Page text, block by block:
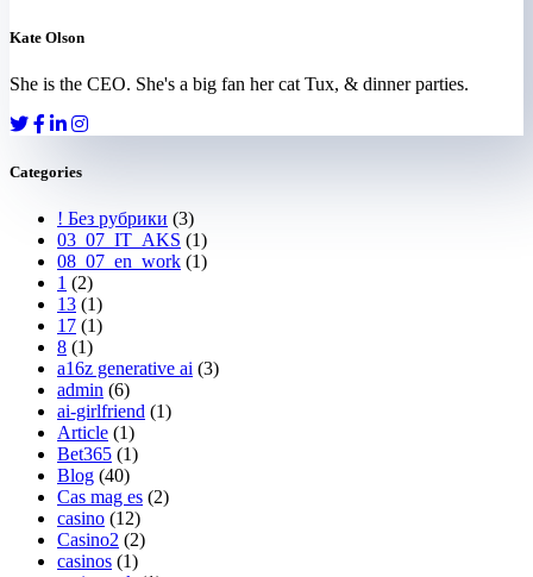
Kate Olson
She is the CEO. She's a big fan her cat Tux, & dinner parties.
Categories
! Без рубрики (3)
03_07_IT_AKS (1)
08_07_en_work (1)
1 (2)
13 (1)
17 (1)
8 (1)
a16z generative ai (3)
admin (6)
ai-girlfriend (1)
Article (1)
Bet365 (1)
Blog (40)
Cas mag es (2)
casino (12)
Casino2 (2)
casinos (1)